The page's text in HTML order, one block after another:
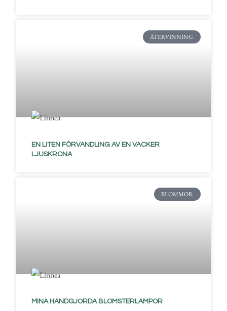
ÅTERVINNING
EN LITEN FÖRVANDLING AV EN VACKER
LJUSKRONA
BLOMMOR
MINA HANDGJORDA BLOMSTERLAMPOR